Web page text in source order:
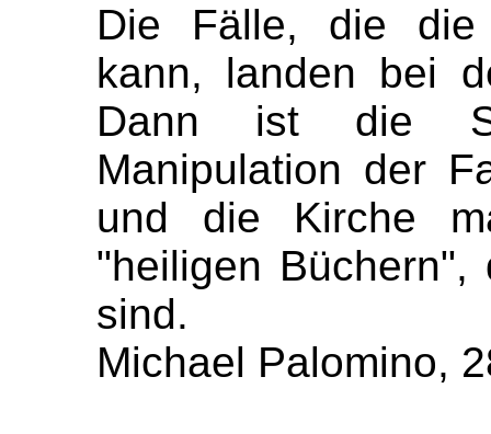
Die Fälle, die die
kann, landen bei
Dann ist die
Manipulation der
und die Kirche
"heiligen Büchern",
sind.
Michael Palomino,